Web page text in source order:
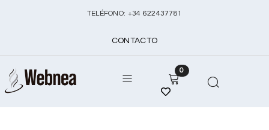
TELÉFONO: +34 622437781
CONTACTO
0